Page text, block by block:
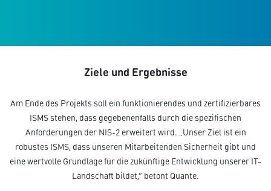
Ziele und Ergebnisse
Am Ende des Projekts soll ein funktionierendes und zertifizierbares
ISMS stehen, dass gegebenenfalls durch die spezifischen
Anforderungen der NIS-2 erweitert wird. „Unser Ziel ist ein
robustes ISMS, dass unseren Mitarbeitenden Sicherheit gibt und
eine wertvolle Grundlage für die zukünftige Entwicklung unserer IT-
Landschaft bildet,“ betont Quante.